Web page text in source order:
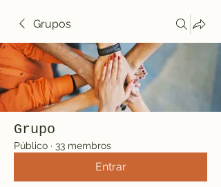
Grupos
Grupo
Público · 33 membros
Entrar